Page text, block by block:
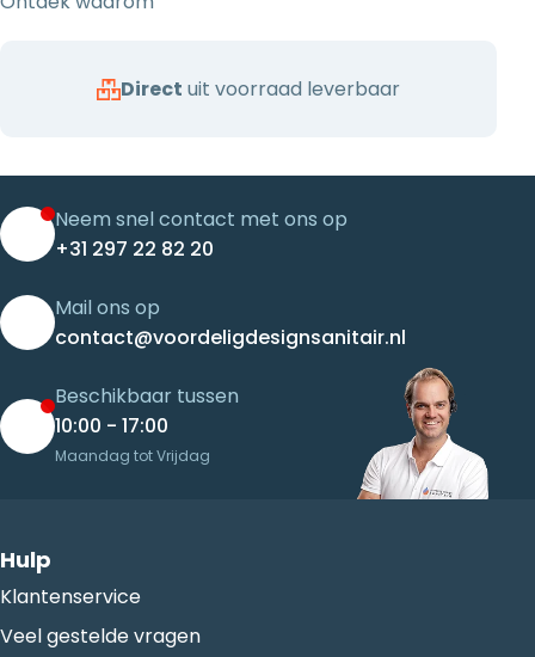
Direct uit voorraad leverbaar
Neem snel contact met ons op
+31 297 22 82 20
Mail ons op
contact@voordeligdesignsanitair.nl
Beschikbaar tussen
10:00 - 17:00
Maandag tot Vrijdag
Hulp
Klantenservice
Veel gestelde vragen